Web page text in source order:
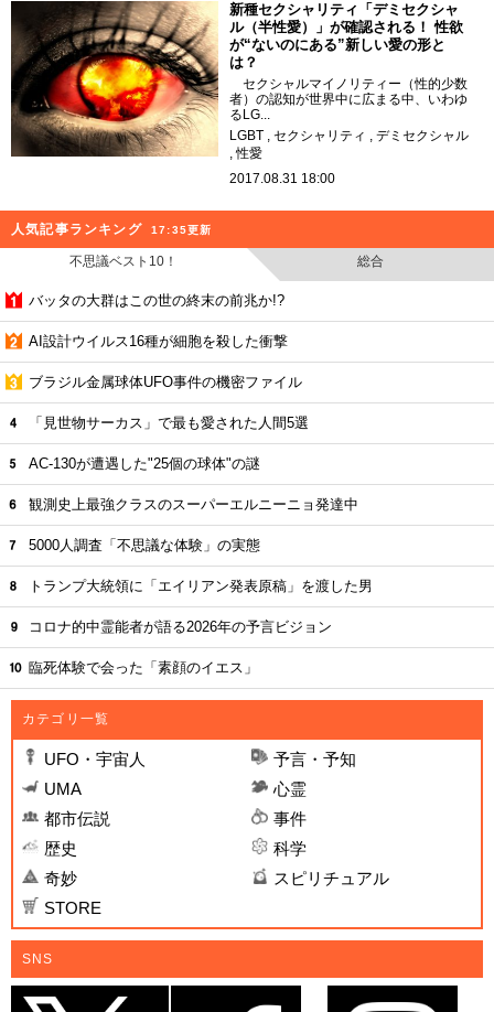
新種セクシャリティ「デミセクシャ
ル（半性愛）」が確認される！ 性欲
が“ないのにある”新しい愛の形と
は？
セクシャルマイノリティー（性的少数
者）の認知が世界中に広まる中、いわゆ
るLG...
LGBT
セクシャリティ
デミセクシャル
性愛
2017.08.31 18:00
人気記事ランキング 17:35更新
不思議ベスト10！ 総合
バッタの大群はこの世の終末の前兆か!?
AI設計ウイルス16種が細胞を殺した衝撃
ブラジル金属球体UFO事件の機密ファイル
「見世物サーカス」で最も愛された人間5選
AC-130が遭遇した"25個の球体"の謎
観測史上最強クラスのスーパーエルニーニョ発達中
5000人調査「不思議な体験」の実態
トランプ大統領に「エイリアン発表原稿」を渡した男
コロナ的中霊能者が語る2026年の予言ビジョン
臨死体験で会った「素顔のイエス」
カテゴリ一覧
UFO・宇宙人
予言・予知
UMA
心霊
都市伝説
事件
歴史
科学
奇妙
スピリチュアル
STORE
SNS